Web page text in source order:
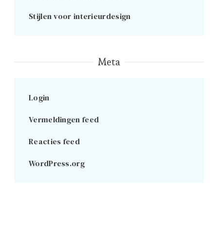
Stijlen voor interieurdesign
Meta
Login
Vermeldingen feed
Reacties feed
WordPress.org